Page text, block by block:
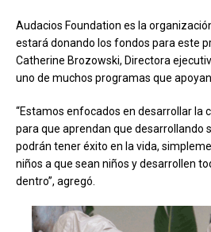
Audacios Foundation es la
estará donando los fondos para este
Catherine Brozowski, Directora
uno de muchos programas que
“Estamos enfocados en desarrollar la
para que aprendan que desarrollando
podrán tener éxito en la vida,
niños a que sean niños y desarrollen
dentro”, agregó.